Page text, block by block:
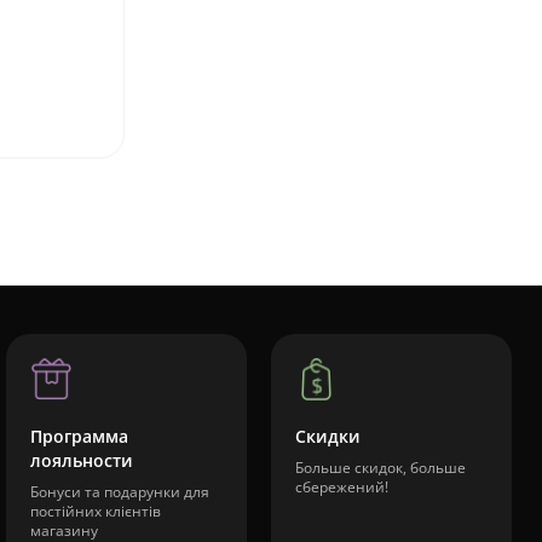
Программа
лояльности
Бонуси та подарунки для
постійних клієнтів
магазину
Скидки
Больше скидок, больше
сбережений!